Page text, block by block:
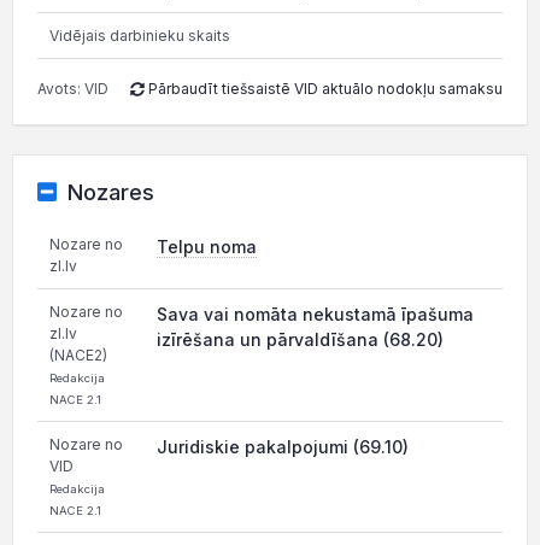
Vidējais darbinieku skaits
Avots: VID Pārbaudīt tiešsaistē VID aktuālo nodokļu samaksu
Nozares
Nozare no
zl.lv
Telpu noma
Nozare no
zl.lv
(NACE2)
Redakcija
NACE 2.1
Sava vai nomāta nekustamā īpašuma
izīrēšana un pārvaldīšana (68.20)
Nozare no
VID
Redakcija
NACE 2.1
Juridiskie pakalpojumi (69.10)